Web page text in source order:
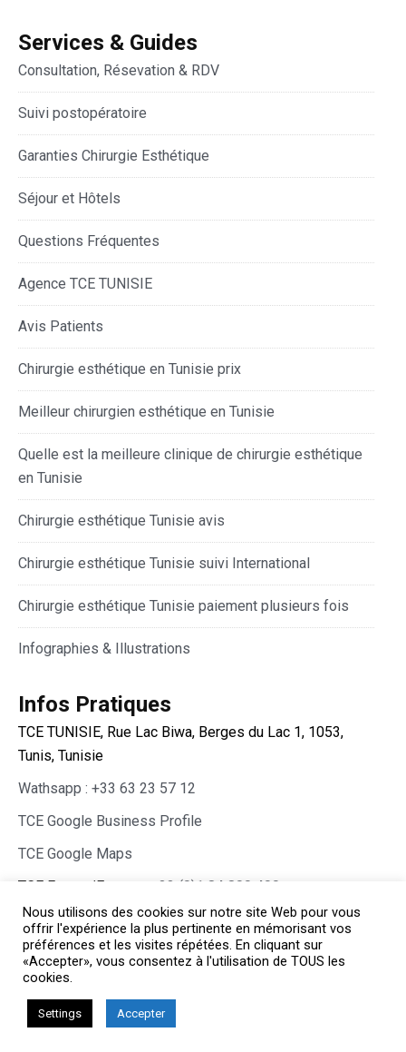
Services & Guides
Consultation, Résevation & RDV
Suivi postopératoire
Garanties Chirurgie Esthétique
Séjour et Hôtels
Questions Fréquentes
Agence TCE TUNISIE
Avis Patients
Chirurgie esthétique en Tunisie prix
Meilleur chirurgien esthétique en Tunisie
Quelle est la meilleure clinique de chirurgie esthétique
en Tunisie
Chirurgie esthétique Tunisie avis
Chirurgie esthétique Tunisie suivi International
Chirurgie esthétique Tunisie paiement plusieurs fois
Infographies & Illustrations
Infos Pratiques
TCE TUNISIE, Rue Lac Biwa, Berges du Lac 1, 1053,
Tunis, Tunisie
Wathsapp : +33 63 23 57 12
TCE Google Business Profile
TCE Google Maps
TCE France/Europe :
+33 (0)1 84 800 400
Copyright © TCE 2026 All rights reserved.
Chirurgie Esthétique Tunisie
Nous utilisons des cookies sur notre site Web pour vous
offrir l'expérience la plus pertinente en mémorisant vos
préférences et les visites répétées. En cliquant sur
«Accepter», vous consentez à l'utilisation de TOUS les
cookies.
Settings Accepter